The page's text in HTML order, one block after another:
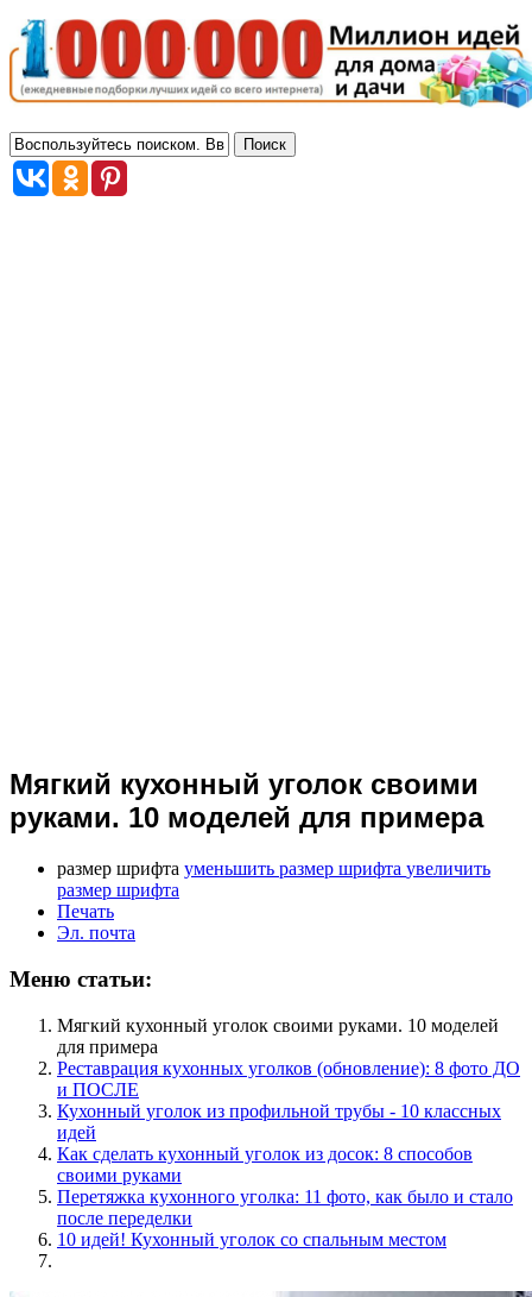
Мягкий кухонный уголок своими
руками. 10 моделей для примера
размер шрифта уменьшить размер шрифта увеличить
размер шрифта
Печать
Эл. почта
Меню статьи:
Мягкий кухонный уголок своими руками. 10 моделей
для примера
Реставрация кухонных уголков (обновление): 8 фото ДО
и ПОСЛЕ
Кухонный уголок из профильной трубы - 10 классных
идей
Как сделать кухонный уголок из досок: 8 способов
своими руками
Перетяжка кухонного уголка: 11 фото, как было и стало
после переделки
10 идей! Кухонный уголок со спальным местом